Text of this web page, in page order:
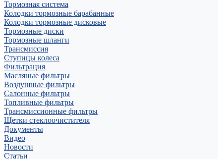
Тормозная система
Колодки тормозные барабанные
Колодки тормозные дисковые
Тормозные диски
Тормозные шланги
Трансмиссия
Ступицы колеса
Фильтрация
Масляные фильтры
Воздушные фильтры
Салонные фильтры
Топливные фильтры
Трансмиссионные фильтры
Щетки стеклоочистителя
Документы
Видео
Новости
Статьи